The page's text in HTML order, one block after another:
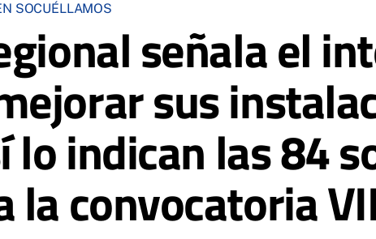
SOCUÉLLAMOS
señala el
sus
lo indican las 84
la convocatoria